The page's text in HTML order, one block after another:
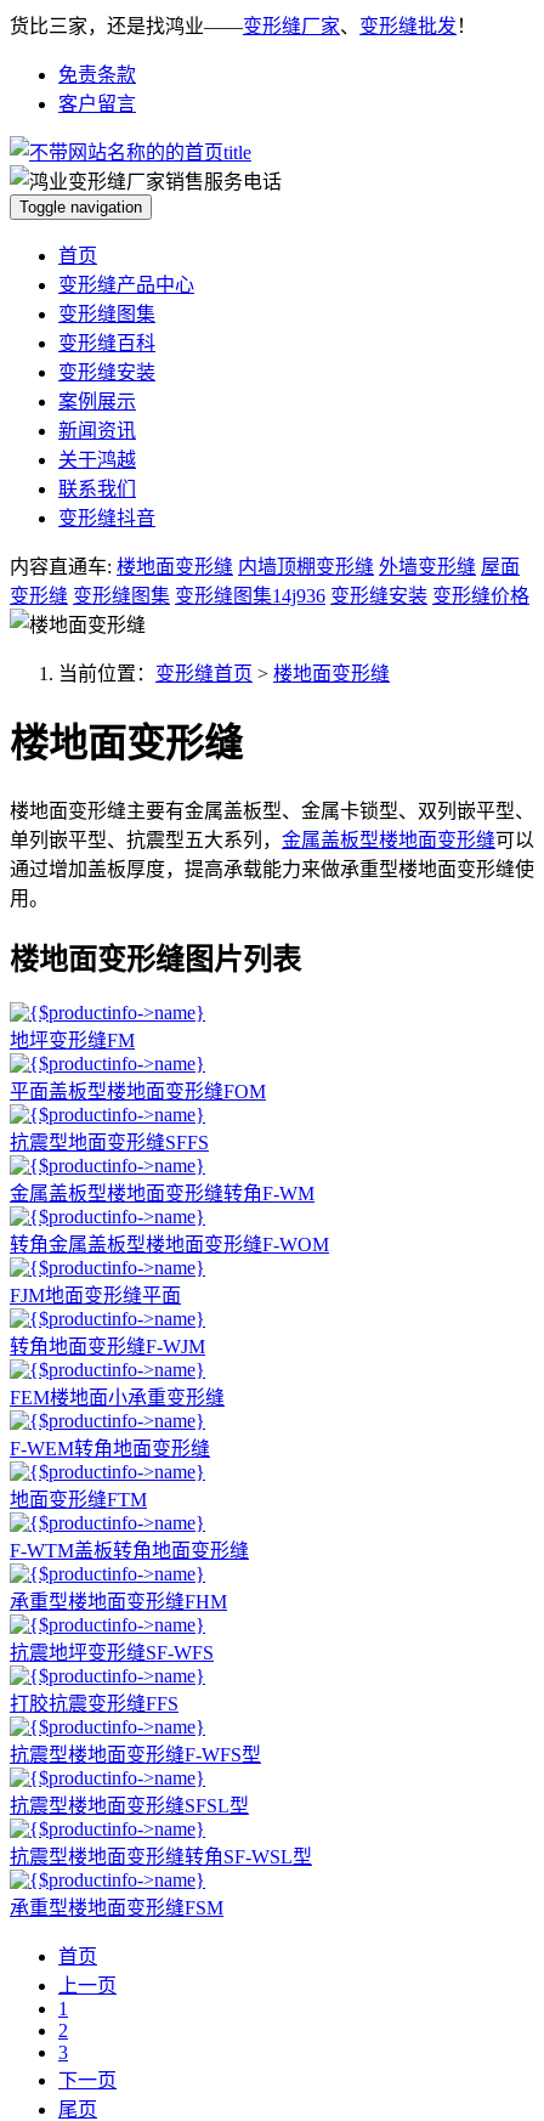
货比三家，还是找鸿业——变形缝厂家、 变形缝批发 ！
免责条款
客户留言
Toggle navigation
首页
变形缝产品中心
变形缝图集
变形缝百科
变形缝安装
案例展示
新闻资讯
关于鸿越
联系我们
变形缝抖音
内容直通车: 楼地面变形缝 内墙顶棚变形缝 外墙变形缝 屋面
变形缝 变形缝图集 变形缝图集14j936 变形缝安装 变形缝价格
当前位置： 变形缝首页 > 楼地面变形缝
楼地面变形缝
楼地面变形缝主要有金属盖板型、金属卡锁型、双列嵌平型、
单列嵌平型、抗震型五大系列， 金属盖板型楼地面变形缝可以
通过增加盖板厚度，提高承载能力来做承重型楼地面变形缝使
用。
楼地面变形缝图片列表
地坪变形缝FM
平面盖板型楼地面变形缝FOM
抗震型地面变形缝SFFS
金属盖板型楼地面变形缝转角F-WM
转角金属盖板型楼地面变形缝F-WOM
FJM地面变形缝平面
转角地面变形缝F-WJM
FEM楼地面小承重变形缝
F-WEM转角地面变形缝
地面变形缝FTM
F-WTM盖板转角地面变形缝
承重型楼地面变形缝FHM
抗震地坪变形缝SF-WFS
打胶抗震变形缝FFS
抗震型楼地面变形缝F-WFS型
抗震型楼地面变形缝SFSL型
抗震型楼地面变形缝转角SF-WSL型
承重型楼地面变形缝FSM
首页
上一页
1
2
3
下一页
尾页